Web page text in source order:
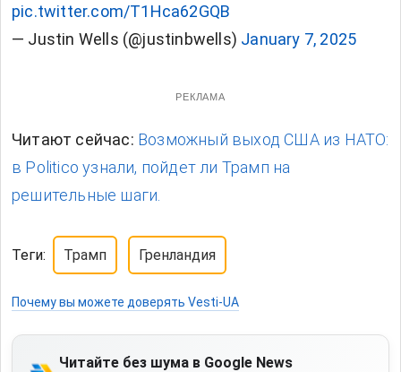
pic.twitter.com/T1Hca62GQB
— Justin Wells (@justinbwells) January 7, 2025
РЕКЛАМА
Читают сейчас: Возможный выход США из НАТО:
в Politico узнали, пойдет ли Трамп на
решительные шаги.
Теги: Трамп Гренландия
Почему вы можете доверять Vesti-UA
Читайте без шума в Google News